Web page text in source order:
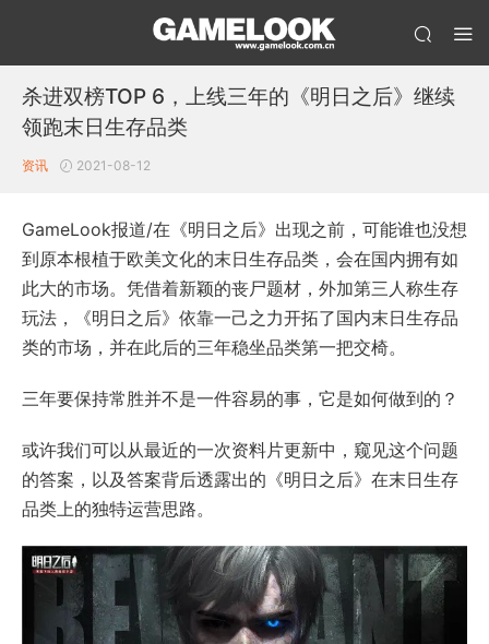
杀进双榜TOP 6，上线三年的《明日之后》继续
领跑末日生存品类
资讯 2021-08-12
GameLook报道/在《明日之后》出现之前，可能谁也没想
到原本根植于欧美文化的末日生存品类，会在国内拥有如
此大的市场。凭借着新颖的丧尸题材，外加第三人称生存
玩法，《明日之后》依靠一己之力开拓了国内末日生存品
类的市场，并在此后的三年稳坐品类第一把交椅。
三年要保持常胜并不是一件容易的事，它是如何做到的？
或许我们可以从最近的一次资料片更新中，窥见这个问题
的答案，以及答案背后透露出的《明日之后》在末日生存
品类上的独特运营思路。